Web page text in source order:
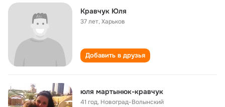
Кравчук Юля
37 лет,Харьков
Добавить в друзья
юля мартынюк-кравчук
41 год, Новоград-Волынский